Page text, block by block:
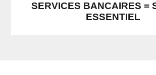
SERVICES BANCAIRES =
ESSENTIEL